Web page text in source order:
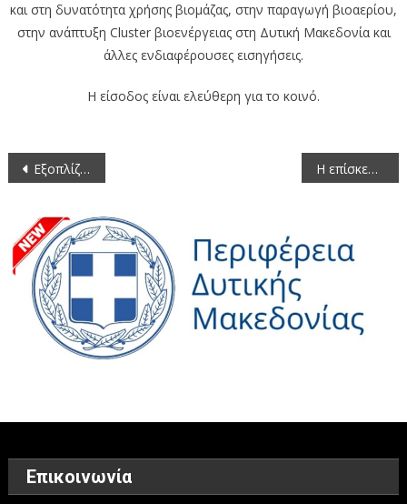
και στη δυνατότητα χρήσης βιομάζας, στην παραγωγή βιοαερίου,
στην ανάπτυξη Cluster βιοενέργειας στη Δυτική Μακεδονία και
άλλες ενδιαφέρουσες εισηγήσεις.
Η είσοδος είναι ελεύθερη για το κοινό.
Πλοήγηση
Εξοπλίζονται Βρεφονηπιακοί και παιδικοί σταθμοί της Εορδαίας με απόφαση του Περιφερειάρχη Δυτικής Μακεδονίας Γιώργου Δακή Η επίσκεψη του Υφυπουργού Εργασίας της Γερμανίας κ. Γιοακίμ Φούχτελ στον Περιφερειάρχη Δυτικής Μακεδονίας Γιώργο Δακή, την Πέμπτη 30 Μαΐου 2013
Επικοινωνία